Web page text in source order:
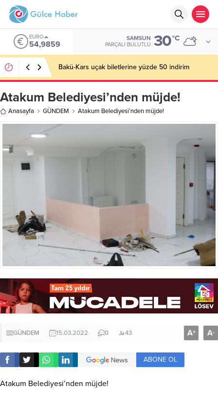
EURO
54,9859
SAMSUN
PARÇALI BULUTLU 30°C
Bakü-Kars uçak biletlerine yüzde 50 indirim
Atakum Belediyesi’nden müjde!
Anasayfa GÜNDEM Atakum Belediyesi’nden müjde!
GÜNDEM 15.03.2022 0 43 A+ A-
ABONE OL
Atakum Belediyesi’nden müjde!